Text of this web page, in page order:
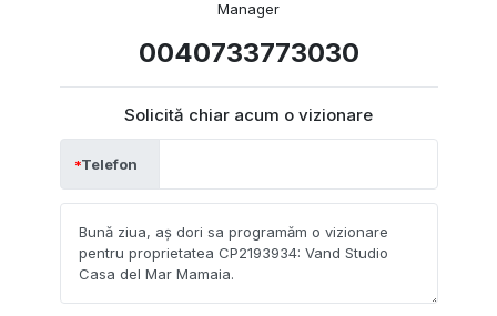
Manager
0040733773030
Solicită chiar acum o vizionare
Telefon